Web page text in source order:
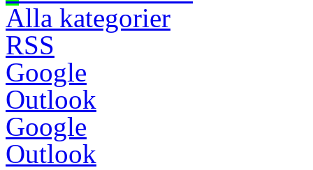
Alla kategorier
RSS
Google
Outlook
Google
Outlook